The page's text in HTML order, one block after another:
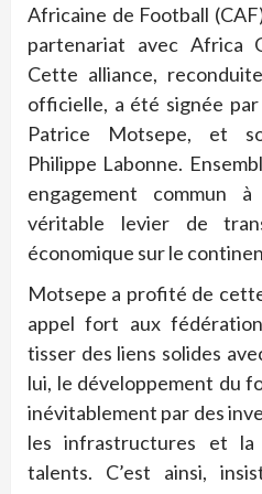
Africaine de Football
partenariat avec Africa
Cette alliance,
officielle, a été signée
Patrice Motsepe, et
Philippe Labonne.
engagement commun
véritable levier de
économique sur le
Motsepe a profité de
appel fort aux
tisser des liens solides
lui, le développement du
inévitablement par des
les infrastructures et la
talents. C’est ainsi,